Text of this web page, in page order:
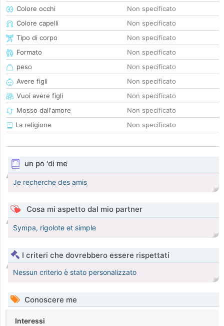
Colore occhi
Non specificato
Colore capelli
Non specificato
Tipo di corpo
Non specificato
Formato
Non specificato
peso
Non specificato
Avere figli
Non specificato
Vuoi avere figli
Non specificato
Mosso dall'amore
Non specificato
La religione
Non specificato
un po 'di me
Je recherche des amis
Cosa mi aspetto dal mio partner
Sympa, rigolote et simple
I criteri che dovrebbero essere rispettati
Nessun criterio è stato personalizzato
Conoscere me
Interessi